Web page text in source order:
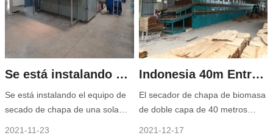
Se está instalando un equipo de secado de chapa de una sola capa de Vietnam
Se está instalando el equipo de
secado de chapa de una sola
2021-11-23
Indonesia 40m Entrega de secador de chapa de biomasa de doble capa
El secador de chapa de biomasa
de doble capa de 40 metros
2021-12-17